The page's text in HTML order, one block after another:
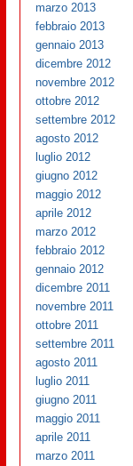
marzo 2013
febbraio 2013
gennaio 2013
dicembre 2012
novembre 2012
ottobre 2012
settembre 2012
agosto 2012
luglio 2012
giugno 2012
maggio 2012
aprile 2012
marzo 2012
febbraio 2012
gennaio 2012
dicembre 2011
novembre 2011
ottobre 2011
settembre 2011
agosto 2011
luglio 2011
giugno 2011
maggio 2011
aprile 2011
marzo 2011